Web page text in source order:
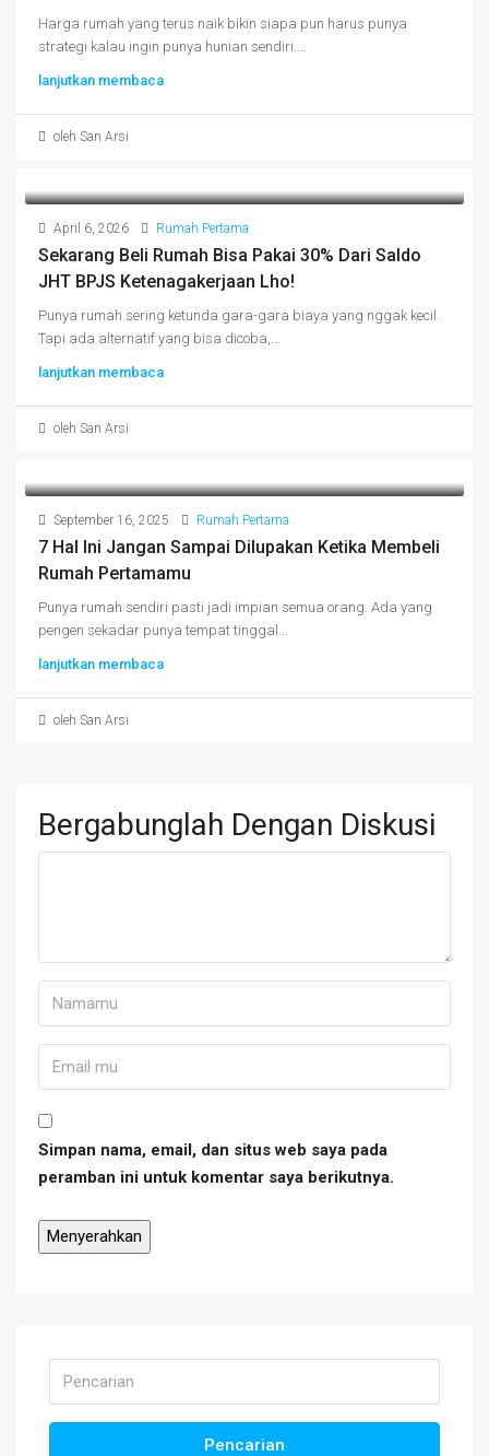
Harga rumah yang terus naik bikin siapa pun harus punya
strategi kalau ingin punya hunian sendiri....
lanjutkan membaca
oleh San Arsi
April 6, 2026 Rumah Pertama
Sekarang Beli Rumah Bisa Pakai 30% Dari Saldo
JHT BPJS Ketenagakerjaan Lho!
Punya rumah sering ketunda gara-gara biaya yang nggak kecil.
Tapi ada alternatif yang bisa dicoba,...
lanjutkan membaca
oleh San Arsi
September 16, 2025 Rumah Pertama
7 Hal Ini Jangan Sampai Dilupakan Ketika Membeli
Rumah Pertamamu
Punya rumah sendiri pasti jadi impian semua orang. Ada yang
pengen sekadar punya tempat tinggal...
lanjutkan membaca
oleh San Arsi
Bergabunglah Dengan Diskusi
Simpan nama, email, dan situs web saya pada
peramban ini untuk komentar saya berikutnya.
Pencarian